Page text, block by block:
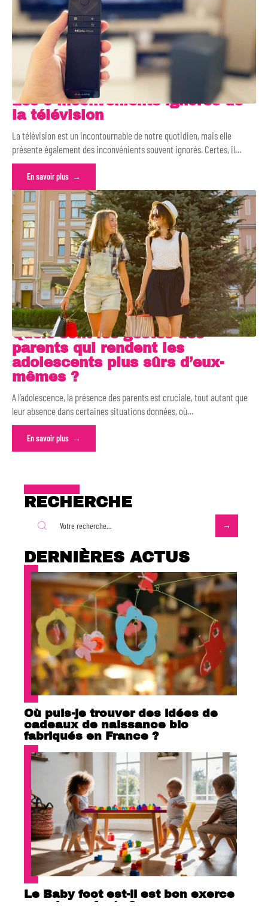
Les 5 inconvénients ignorés de
la télévision
La télévision est un incontournable de notre quotidien, mais elle
présente également des inconvénients souvent ignorés. Certes, il…
En savoir plus
Quels sont les gestes des
parents qui rendent les
adolescents plus sûrs d’eux-
mêmes ?
A l’adolescence, la présence des parents est cruciale, tout autant que
leur absence dans certaines situations données, où…
En savoir plus
RECHERCHE
DERNIÈRES ACTUS
Où puis-je trouver des idées de
cadeaux de naissance bio
fabriqués en France ?
Le Baby foot est-il est bon exerce
pour les enfants ?